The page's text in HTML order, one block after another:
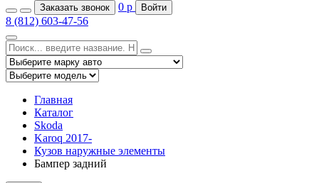
Заказать звонок 0 р Войти
8 (812) 603-47-56
Главная
Каталог
Skoda
Karoq 2017-
Кузов наружные элементы
Бампер задний